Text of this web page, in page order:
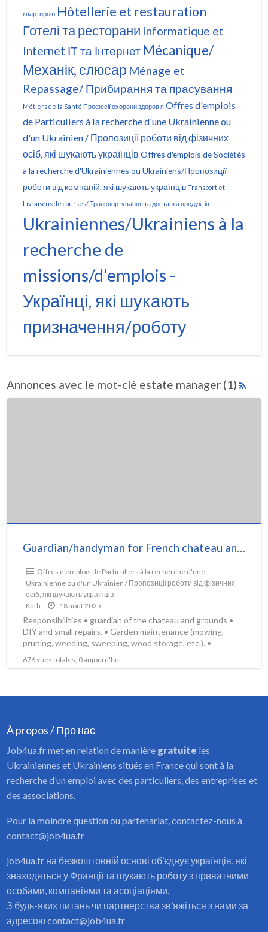
квартирою Hôtellerie et restauration
Готелі та ресторани Informatique et
Internet ІТ та Інтернет Mécanique/
Механік, слюсар Ménage et
Repassage/ Прибирання та прасування
Métiers de la Santé Професії охорони здоров’я Offres d'emplois
de Particuliers à la recherche d'une Ukrainienne ou
d'un Ukrainien / Пропозиції роботи від фізичних
осіб, які шукають українців Offres d'emplois de Sociétés
à la recherche d'Ukrainiennes ou Ukrainiens/Пропозиції
роботи від компаній, які шукають українців Transport et
Livraisons de courses/ Транспортування та доставка продуктів
Ukrainiennes/Ukrainiens à la
recherche de
missions/d'emplois -
Українці, які шукають
призначення/роботу
Annonces avec le mot-clé estate manager (1)
Guardian/handyman for French chateau and estste
Offres d'emplois de Particuliers à la recherche d'une
Ukrainienne ou d'un Ukrainien / Пропозиції роботи від фізичних
осіб, які шукають українців
Kath
18 août 2025
Responsibilities • guardian of the chateau and grounds •
DIY and small repairs. • Garden maintenance (mowing,
pruning, weeding, sweeping, wood storage, etc.). •
676 vues totales, 0 aujourd'hui
À propos / Про нас
Job4ua.fr met en relation de manière gratuite les
Ukrainiennes et Ukrainiens situés en France qui sont à la
recherche d’un emploi avec des particuliers, des entreprises et
des associations.
Pour la moindre question ou partenariat, contactez-nous à
contact@job4ua.fr
job4ua.fr на безкоштовній основі об’єднує українців, які
знаходяться у Франції та шукають роботу з приватними
особами, компаніями та асоціаціями.
З будь-яких питань чи партнерства зв’яжіться з нами за
адресою contact@job4ua.fr